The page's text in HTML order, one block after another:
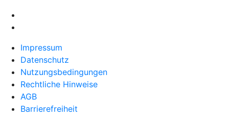
Impressum
Datenschutz
Nutzungsbedingungen
Rechtliche Hinweise
AGB
Barrierefreiheit